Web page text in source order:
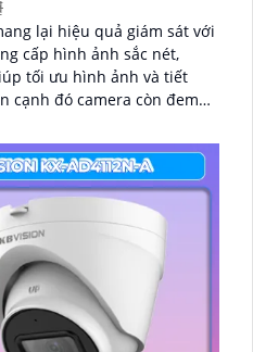
lại hiệu quả giám sát với
cấp hình ảnh sắc nét,
tối ưu hình ảnh và tiết
cạnh đó camera còn đem
Plus) bảo vệ an ninh